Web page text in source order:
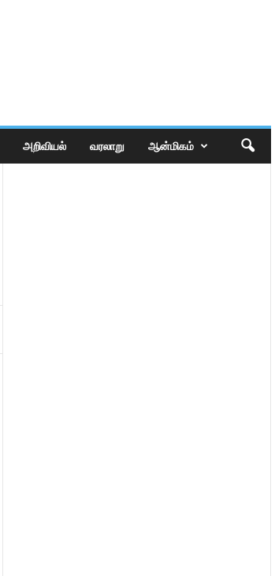
அறிவியல் வரலாறு ஆன்மிகம்